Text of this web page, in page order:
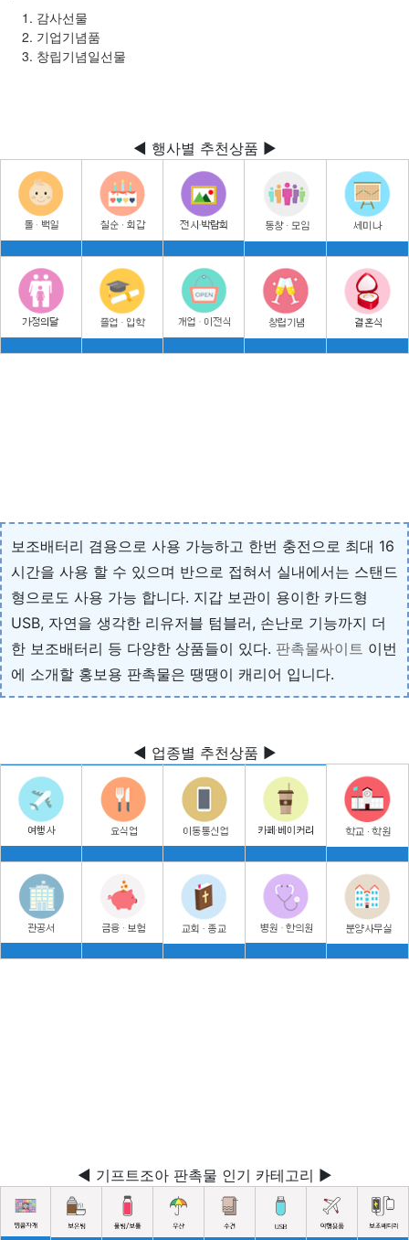
감사선물
기업기념품
창립기념일선물
◀ 행사별 추천상품 ▶
보조배터리 겸용으로 사용 가능하고 한번 충전으로 최대 16
시간을 사용 할 수 있으며 반으로 접혀서 실내에서는 스탠드
형으로도 사용 가능 합니다. 지갑 보관이 용이한 카드형
USB, 자연을 생각한 리유저블 텀블러, 손난로 기능까지 더
한 보조배터리 등 다양한 상품들이 있다. 판촉물싸이트 이번
에 소개할 홍보용 판촉물은 땡땡이 캐리어 입니다.
◀ 업종별 추천상품 ▶
◀ 기프트조아 판촉물 인기 카테고리 ▶